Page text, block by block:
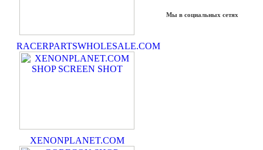
RACERPARTSWHOLESALE.COM
XENONPLANET.COM
Мы в социальных сетях